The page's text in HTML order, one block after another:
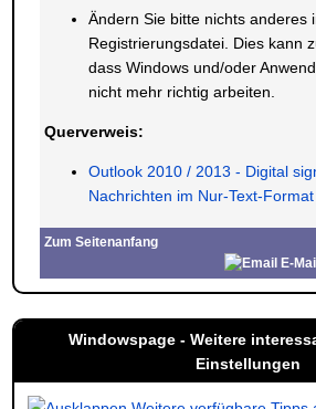
Ändern Sie bitte nichts anderes
Registrierungsdatei. Dies kann
dass Windows und/oder
nicht mehr richtig arbeiten.
Querverweis:
Outlook 2010 / 2013 - Digital
Nachrichten im Nur-Text-
Zum Seitenanfang
E-Mail
Windowspage - Weitere
Einstellungen